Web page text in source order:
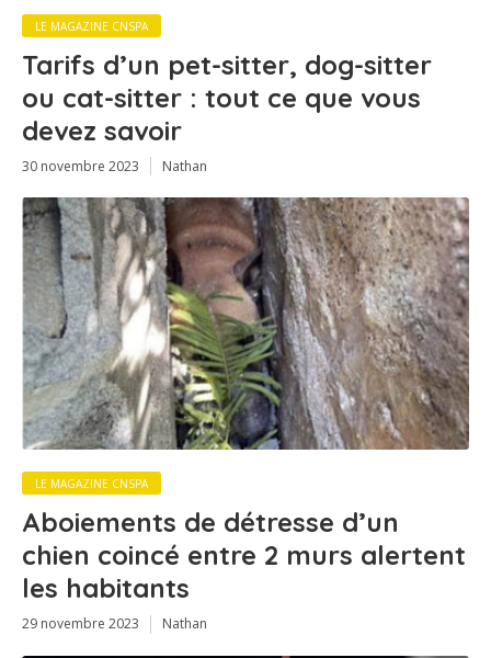
LE MAGAZINE CNSPA
Tarifs d’un pet-sitter, dog-sitter
ou cat-sitter : tout ce que vous
devez savoir
30 novembre 2023 Nathan
LE MAGAZINE CNSPA
Aboiements de détresse d’un
chien coincé entre 2 murs alertent
les habitants
29 novembre 2023 Nathan